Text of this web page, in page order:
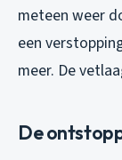
meteen weer
een
meer. De
De